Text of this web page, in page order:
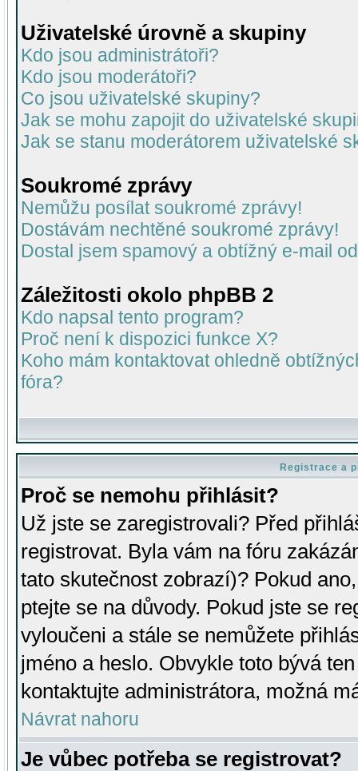
Uživatelské úrovně a skupiny
Kdo jsou administrátoři?
Kdo jsou moderátoři?
Co jsou uživatelské skupiny?
Jak se mohu zapojit do uživatelské
Jak se stanu moderátorem uživatelské
Soukromé zprávy
Nemůžu posílat soukromé zprávy!
Dostávám nechtěné soukromé zprávy!
Dostal jsem spamový a obtížný e-mail
Záležitosti okolo phpBB 2
Kdo napsal tento program?
Proč není k dispozici funkce X?
Koho mám kontaktovat ohledně
fóra?
Registrace a
Proč se nemohu přihlásit?
Už jste se zaregistrovali? Před
registrovat. Byla vám na fóru
tato skutečnost zobrazí)? Pokud
ptejte se na důvody. Pokud jste se
vyloučeni a stále se nemůžete
jméno a heslo. Obvykle toto bývá
kontaktujte administrátora, možná
Návrat nahoru
Je vůbec potřeba se registrovat?